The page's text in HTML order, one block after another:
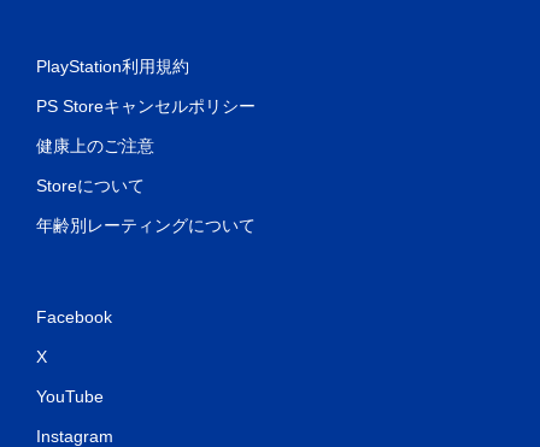
PlayStation利用規約
PS Storeキャンセルポリシー
健康上のご注意
Storeについて
年齢別レーティングについて
Facebook
X
YouTube
Instagram